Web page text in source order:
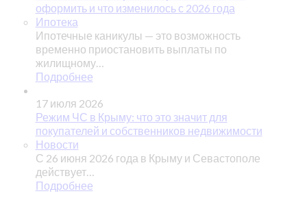
оформить и что изменилось с 2026 года
Ипотека
Ипотечные каникулы — это возможность
временно приостановить выплаты по
жилищному…
Подробнее
17 июля 2026
Режим ЧС в Крыму: что это значит для
покупателей и собственников недвижимости
Новости
С 26 июня 2026 года в Крыму и Севастополе
действует…
Подробнее